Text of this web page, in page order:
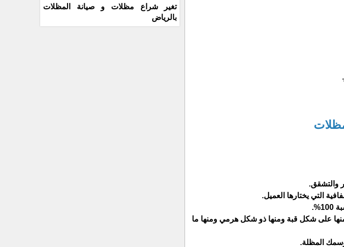
والتشقق.
التي يختارها العميل.
على شكل قبة ومنها ذو شكل هرمي ومنها ما
المظلة.
تغير شراع مظلات و صيانة المظلات
بالرياض